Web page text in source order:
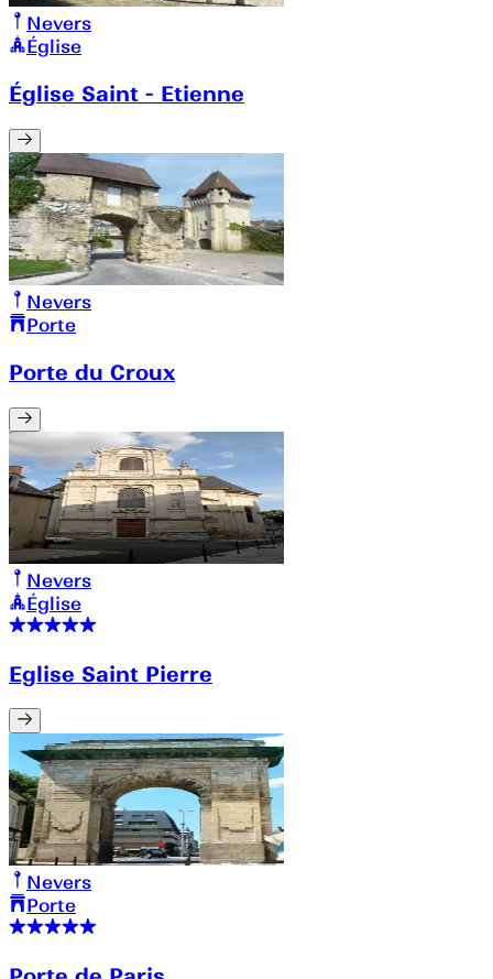
Nevers
Église
Église Saint - Etienne
Nevers
Porte
Porte du Croux
Nevers
Église
Eglise Saint Pierre
Nevers
Porte